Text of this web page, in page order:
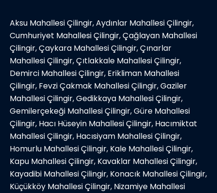
Aksu Mahallesi Çilingir, Aydınlar Mahallesi Çilingir,
Cumhuriyet Mahallesi Çilingir, Çağlayan Mahallesi
Çilingir, Çaykara Mahallesi Çilingir, Çınarlar
Mahallesi Çilingir, Çıtlakkale Mahallesi Çilingir,
Demirci Mahallesi Çilingir, Erikliman Mahallesi
Çilingir, Fevzi Çakmak Mahallesi Çilingir, Gaziler
Mahallesi Çilingir, Gedikkaya Mahallesi Çilingir,
Gemilerçekeği Mahallesi Çilingir, Güre Mahallesi
Çilingir, Hacı Hüseyin Mahallesi Çilingir, Hacımiktat
Mahallesi Çilingir, Hacısiyam Mahallesi Çilingir,
Homurlu Mahallesi Çilingir, Kale Mahallesi Çilingir,
Kapu Mahallesi Çilingir, Kavaklar Mahallesi Çilingir,
Kayadibi Mahallesi Çilingir, Konacık Mahallesi Çilingir,
Küçükköy Mahallesi Çilingir, Nizamiye Mahallesi